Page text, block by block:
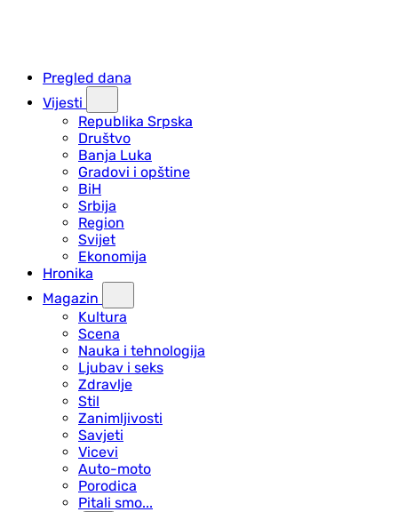
Pregled dana
Vijesti
Republika Srpska
Društvo
Banja Luka
Gradovi i opštine
BiH
Srbija
Region
Svijet
Ekonomija
Hronika
Magazin
Kultura
Scena
Nauka i tehnologija
Ljubav i seks
Zdravlje
Stil
Zanimljivosti
Savjeti
Vicevi
Auto-moto
Porodica
Pitali smo...